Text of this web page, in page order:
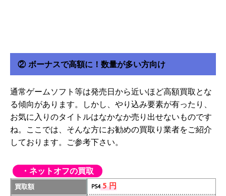
② ボーナスで高額に！数量が多い方向け
通常ゲームソフト等は発売日から近いほど高額買取とな
る傾向があります。しかし、やり込み要素が有ったり、
お気に入りのタイトルはなかなか売り出せないものです
ね。ここでは、そんな方にお勧めの買取り業者をご紹介
しております。ご参考下さい。
・ネットオフの買取
買取額 PS45 円